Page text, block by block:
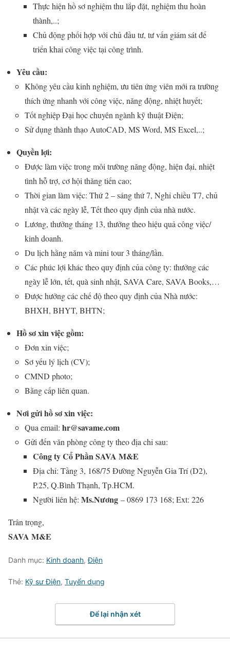
Thực hiện hồ sơ nghiệm thu lắp đặt, nghiệm thu hoàn
thành,..;
Chủ động phối hợp với chủ đầu tư, tư vấn giám sát để
triển khai công việc tại công trình.
Yêu cầu:
Không yêu cầu kinh nghiệm, ưu tiên ứng viên mới ra trường
thích ứng nhanh với công việc, năng động, nhiệt huyết;
Tốt nghiệp Đại học chuyên ngành kỹ thuật Điện;
Sử dụng thành thạo AutoCAD, MS Word, MS Excel,..;
Quyền lợi:
Được làm việc trong môi trường năng động, hiện đại, nhiệt
tình hỗ trợ, cơ hội thăng tiến cao;
Thời gian làm việc: Thứ 2 – sáng thứ 7, Nghỉ chiều T7, chủ
nhật và các ngày lễ, Tết theo quy định của nhà nước.
Lương, thưởng tháng 13, thưởng theo hiệu quả công việc/
kinh doanh.
Du lịch hằng năm và mini tour 3 tháng/lần.
Các phúc lợi khác theo quy định của công ty: thưởng các
ngày lễ lớn, tết, quà sinh nhật, SAVA Care, SAVA Books,…
Được hưởng các chế độ theo quy định của Nhà nước:
BHXH, BHYT, BHTN;
Hồ sơ xin việc gồm:
Đơn xin việc;
Sơ yếu lý lịch (CV);
CMND photo;
Bằng cấp liên quan.
Nơi gửi hồ sơ xin việc:
Qua email: hr@savame.com
Gửi đến văn phòng công ty theo địa chỉ sau:
Công ty Cổ Phần SAVA M&E
Địa chỉ: Tầng 3, 168/75 Đường Nguyễn Gia Trí (D2),
P.25, Q.Bình Thạnh, Tp.HCM.
Người liên hệ: Ms.Nương – 0869 173 168; Ext: 226
Trân trọng,
SAVA M&E
Danh mục: Kinh doanh,Điện
Thẻ: Kỹ sư Điện, Tuyển dụng
Để lại nhận xét